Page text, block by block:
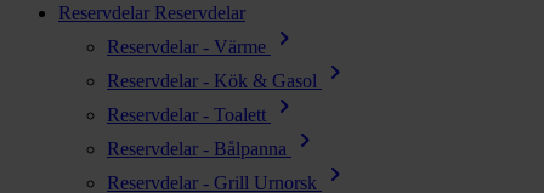
Reservdelar Reservdelar
Reservdelar - Värme
chevron_right
Reservdelar - Kök & Gasol chevron_right
Reservdelar - Toalett chevron_right
Reservdelar - Bålpanna chevron_right
Reservdelar - Grill Urnorsk chevron_right